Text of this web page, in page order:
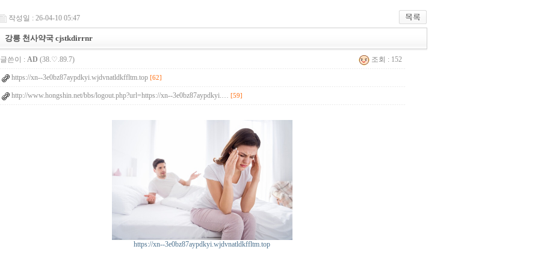
작성일 : 26-04-10 05:47
강릉 천사약국 cjstkdirrnr
글쓴이 : AD (38.♡.89.7) 조회 : 152
https://xn--3e0bz87aypdkyi.wjdvnatldkffltm.top [62]
http://www.hongshin.net/bbs/logout.php?url=https://xn--3e0bz87aypdkyi.… [59]
https://xn--3e0bz87aypdkyi.wjdvnatldkffltm.top